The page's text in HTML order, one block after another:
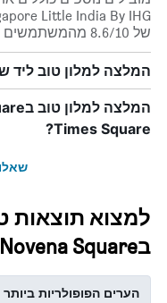
של 8.6/10 מהמשתמשים שלנו, בהתאמה.
המלצה למלון טוב ליד
Times Square?
למצוא תוצאות
בVelocity at Novena Square
הערים הפופולריות ביותר